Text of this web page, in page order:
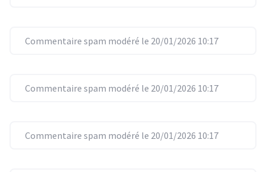
Commentaire spam modéré le 20/01/2026 10:17
Commentaire spam modéré le 20/01/2026 10:17
Commentaire spam modéré le 20/01/2026 10:17